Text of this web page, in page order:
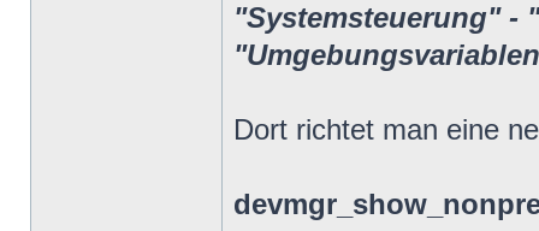
"Systemsteuerung" -
Dort richtet man eine